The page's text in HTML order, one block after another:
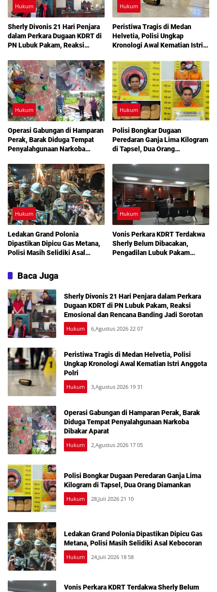
Hukum
Sherly Divonis 21 Hari Penjara
dalam Perkara Dugaan KDRT di
PN Lubuk Pakam, Reaksi
Banding Jadi Sorotan
Hukum
Peristiwa Tragis di Medan
Helvetia, Polisi Ungkap
Kronologi Awal Kematian Istri
Hukum
Operasi Gabungan di Hamparan
Perak, Barak Diduga Tempat
Penyalahgunaan Narkoba
Hukum
Polisi Bongkar Dugaan
Peredaran Ganja Lima Kilogram
di Tapsel, Dua Orang
Hukum
Ledakan Grand Polonia
Dipastikan Dipicu Gas Metana,
Polisi Masih Selidiki Asal
Hukum
Vonis Perkara KDRT Terdakwa
Sherly Belum Dibacakan,
Pengadilan Lubuk Pakam
Baca Juga
Sherly Divonis 21 Hari Penjara dalam Perkara
Dugaan KDRT di PN Lubuk Pakam, Reaksi
Emosional dan Rencana Banding Jadi Sorotan
Hukum 6,Agustus 2026 22 07
Peristiwa Tragis di Medan Helvetia, Polisi
Ungkap Kronologi Awal Kematian Istri Anggota
Polri
Hukum 3,Agustus 2026 19 31
Operasi Gabungan di Hamparan Perak, Barak
Diduga Tempat Penyalahgunaan Narkoba
Dibakar Aparat
Hukum 2,Agustus 2026 17 05
Polisi Bongkar Dugaan Peredaran Ganja Lima
Kilogram di Tapsel, Dua Orang Diamankan
Hukum 28,Juli 2026 21 10
Ledakan Grand Polonia Dipastikan Dipicu Gas
Metana, Polisi Masih Selidiki Asal Kebocoran
Hukum 24,Juli 2026 18 58
Vonis Perkara KDRT Terdakwa Sherly Belum